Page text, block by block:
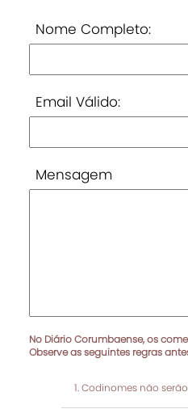
Nome Completo:
Email Válido:
Mensagem
No Diário Corumbaense, os
Observe as seguintes regras
Codinomes não